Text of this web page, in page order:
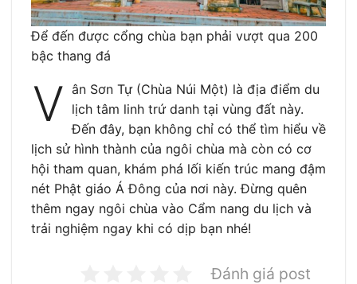
Để đến được cổng chùa bạn phải vượt qua 200
bậc thang đá
V ân Sơn Tự (Chùa Núi Một) là địa điểm du
lịch tâm linh trứ danh tại vùng đất này.
Đến đây, bạn không chỉ có thể tìm hiểu về
lịch sử hình thành của ngôi chùa mà còn có cơ
hội tham quan, khám phá lối kiến trúc mang đậm
nét Phật giáo Á Đông của nơi này. Đừng quên
thêm ngay ngôi chùa vào Cẩm nang du lịch và
trải nghiệm ngay khi có dịp bạn nhé!
Đánh giá post